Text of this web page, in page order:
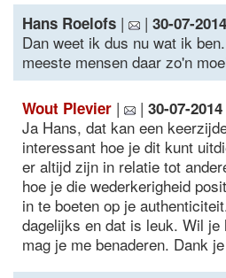
Hans Roelofs | | 30-07-
Dan weet ik dus nu wat ik
meeste mensen daar zo'n
Wout Plevier | | 30-07-
Ja Hans, dat kan een
interessant hoe je dit kunt
er altijd zijn in relatie tot
hoe je die wederkerigheid
in te boeten op je
dagelijks en dat is leuk. Wil je
mag je me benaderen. Dank